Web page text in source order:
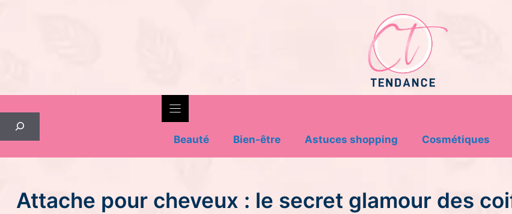
Beauté
Bien-être Astuces shopping Cosmétiques
Attache pour cheveux : le secret glamour des